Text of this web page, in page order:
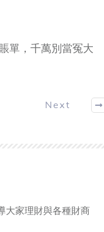
單，千萬別當冤大
Next
大家理財與各種財商